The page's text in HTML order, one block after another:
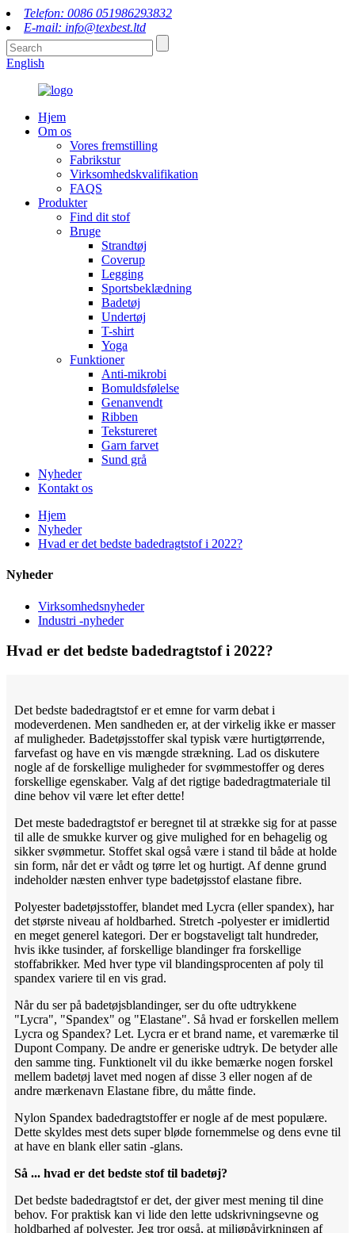
Telefon: 0086 051986293832
E-mail: info@texbest.ltd
English
Hjem
Om os
Vores fremstilling
Fabrikstur
Virksomhedskvalifikation
FAQS
Produkter
Find dit stof
Bruge
Strandtøj
Coverup
Legging
Sportsbeklædning
Badetøj
Undertøj
T-shirt
Yoga
Funktioner
Anti-mikrobi
Bomuldsfølelse
Genanvendt
Ribben
Tekstureret
Garn farvet
Sund grå
Nyheder
Kontakt os
Hjem
Nyheder
Hvad er det bedste badedragtstof i 2022?
Nyheder
Virksomhedsnyheder
Industri -nyheder
Hvad er det bedste badedragtstof i 2022?
Det bedste badedragtstof er et emne for varm debat i
modeverdenen. Men sandheden er, at der virkelig ikke er masser
af muligheder. Badetøjsstoffer skal typisk være hurtigtørrende,
farvefast og have en vis mængde strækning. Lad os diskutere
nogle af de forskellige muligheder for svømmestoffer og deres
forskellige egenskaber. Valg af det rigtige badedragtmateriale til
dine behov vil være let efter dette!
Det meste badedragtstof er beregnet til at strække sig for at passe
til alle de smukke kurver og give mulighed for en behagelig og
sikker svømmetur. Stoffet skal også være i stand til både at holde
sin form, når det er vådt og tørre let og hurtigt. Af denne grund
indeholder næsten enhver type badetøjsstof elastane fibre.
Polyester badetøjsstoffer, blandet med Lycra (eller spandex), har
det største niveau af holdbarhed. Stretch -polyester er imidlertid
en meget generel kategori. Der er bogstaveligt talt hundreder,
hvis ikke tusinder, af forskellige blandinger fra forskellige
stoffabrikker. Med hver type vil blandingsprocenten af ​​poly til
spandex variere til en vis grad.
Når du ser på badetøjsblandinger, ser du ofte udtrykkene
"Lycra", "Spandex" og "Elastane". Så hvad er forskellen mellem
Lycra og Spandex? Let. Lycra er et brand name, et varemærke til
Dupont Company. De andre er generiske udtryk. De betyder alle
den samme ting. Funktionelt vil du ikke bemærke nogen forskel
mellem badetøj lavet med nogen af ​​disse 3 eller nogen af ​​de
andre mærkenavn Elastane fibre, du måtte finde.
Nylon Spandex badedragtstoffer er nogle af de mest populære.
Dette skyldes mest dets super bløde fornemmelse og dens evne til
at have en blank eller satin -glans.
Så ... hvad er det bedste stof til badetøj?
Det bedste badedragtstof er det, der giver mest mening til dine
behov. For praktisk kan vi lide den lette udskrivningsevne og
holdbarhed af polyester. Jeg tror også, at miljøpåvirkningen af ​​